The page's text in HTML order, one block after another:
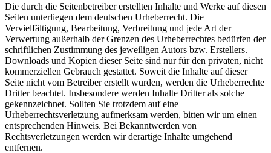
Die durch die Seitenbetreiber erstellten Inhalte und Werke auf diesen
Seiten unterliegen dem deutschen Urheberrecht. Die
Vervielfältigung, Bearbeitung, Verbreitung und jede Art der
Verwertung außerhalb der Grenzen des Urheberrechtes bedürfen der
schriftlichen Zustimmung des jeweiligen Autors bzw. Erstellers.
Downloads und Kopien dieser Seite sind nur für den privaten, nicht
kommerziellen Gebrauch gestattet. Soweit die Inhalte auf dieser
Seite nicht vom Betreiber erstellt wurden, werden die Urheberrechte
Dritter beachtet. Insbesondere werden Inhalte Dritter als solche
gekennzeichnet. Sollten Sie trotzdem auf eine
Urheberrechtsverletzung aufmerksam werden, bitten wir um einen
entsprechenden Hinweis. Bei Bekanntwerden von
Rechtsverletzungen werden wir derartige Inhalte umgehend
entfernen.